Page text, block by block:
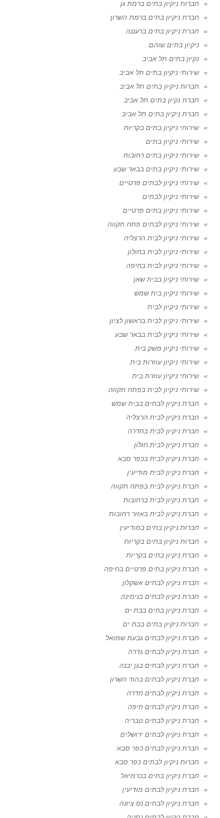
חברות ניקיון בתים ברמת גן
חברת ניקיון בתים ברמת השרון
חברת ניקיון בתים ברעננה
ניקיון בתים שוהם
נקיון בתים תל אביב
שירותי ניקיון בתים תל אביב
חברות ניקיון בתים תל אביב
חברת נקיון בתים תל אביב
חברת ניקיון בתים תל אביב
שירותי ניקיון בתים בקריות
שירותי ניקיון בתים
שירותי ניקיון בתים רחובות
שירותי ניקיון בתים בבאר שבע
שירותי ניקיון לבתים פרטיים
שירותי ניקיון לבתים
שירותי ניקיון בתים פרטיים
שירותי ניקיון לבתים פתח תקווה
שירותי ניקיון לבית הרצליה
שירותי ניקיון לבית בחולון
שירותי ניקיון לבית בחיפה
שירותי ניקיון בבית שאן
שירותי ניקיון בית שמש
שירותי ניקיון לבית
שירותי ניקיון לבית בראשון לציון
שירותי ניקיון לבית בבאר שבע
שירותי ניקיון משק בית
שירותי ניקיון עוזרות בית
שירותי ניקיון עוזרת בית
שירותי ניקיון לבית בפתח תקווה
חברת ניקיון לבתים בבית שמש
חברת ניקיון לבית הרצליה
חברת ניקיון לבית בחדרה
חברת ניקיון לבית חולון
חברת ניקיון לבית בכפר סבא
חברת ניקיון לבית מודיעין
חברת ניקיון לבית בפתח תקווה
חברת ניקיון לבית ברחובות
חברת ניקיון לבית באזור רחובות
חברות ניקיון בתים במודיעין
חברות ניקיון בתים בקריות
חברת ניקיון בתים בקריות
חברת ניקיון בתים פרטיים בחיפה
חברת ניקיון לבתים אשקלון
חברת ניקיון לבתים בנימינה
חברת ניקיון בתים בבת ים
חברות ניקיון בתים בבת ים
חברת ניקיון לבתים גבעת שמואל
חברת ניקיון לבתים גדרה
חברת ניקיון לבתים בגן יבנה
חברת ניקיון לבתים בהוד השרון
חברת ניקיון לבתים חדרה
חברת ניקיון לבתים חיפה
חברת ניקיון לבתים טבריה
חברת ניקיון לבתים ירושלים
חברת ניקיון לבתים כפר סבא
חברות ניקיון לבתים כפר סבא
חברת ניקיון בתים בכרמיאל
חברת ניקיון לבתים מודיעין
חברת ניקיון לבתים נס ציונה